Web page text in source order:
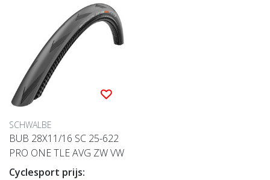
SCHWALBE
BUB 28X11/16 SC 25-622
PRO ONE TLE AVG ZW VW
Cyclesport prijs: